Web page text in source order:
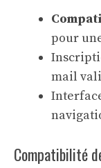
pour
mail
Compatibilité